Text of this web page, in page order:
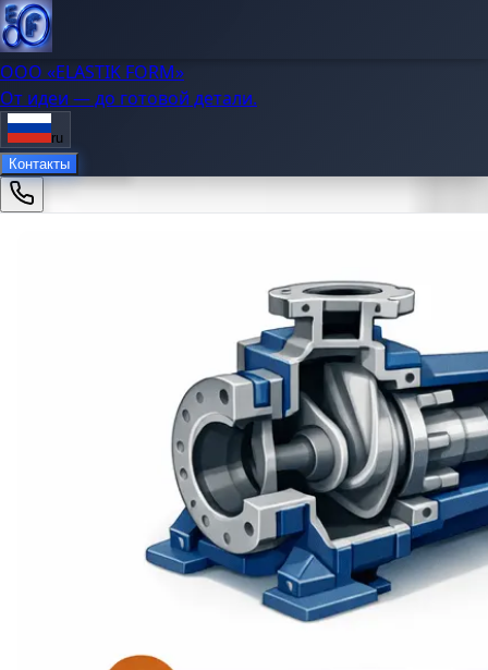
OOO «ELASTIK FORM»
От идеи — до готовой детали.
ru
Контакты